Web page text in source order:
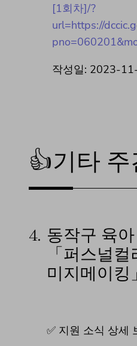
[1회차]/?
url=https://
작성일: 2023-
👍기타 주
4. 동작구 육
「퍼스널
미지메이킹」
✅ 지원 소식 상세